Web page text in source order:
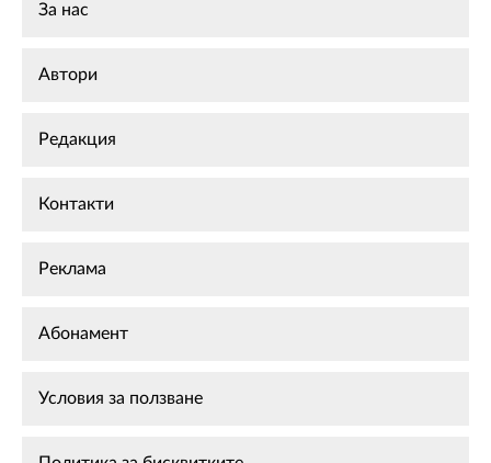
За нас
Автори
Редакция
Контакти
Реклама
Абонамент
Условия за ползване